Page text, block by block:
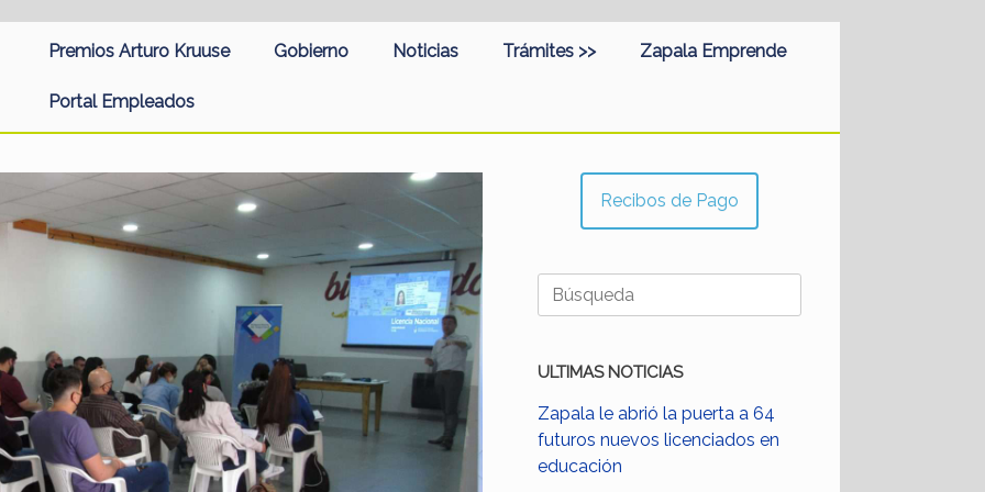
Premios Arturo Kruuse Gobierno Noticias Trámites >> Zapala Emprende
Portal Empleados
Recibos de Pago
Buscar:
ULTIMAS NOTICIAS
Zapala le abrió la puerta a 64
futuros nuevos licenciados en
educación